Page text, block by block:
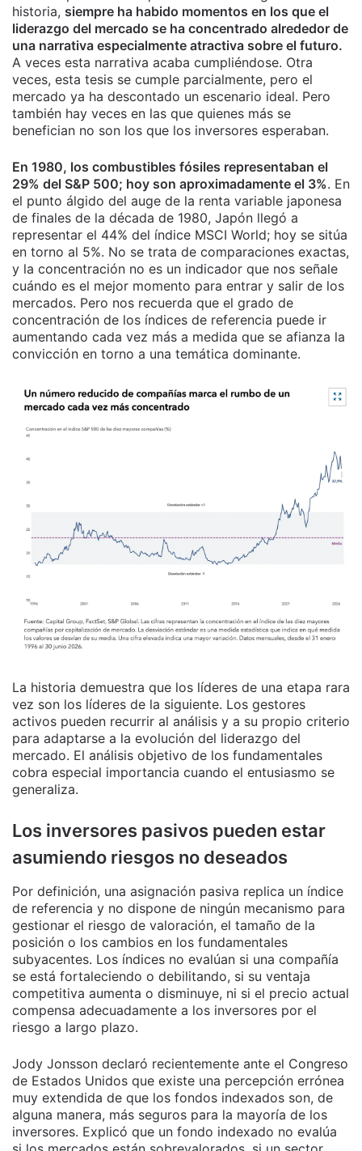
historia, siempre ha habido momentos en los que el
liderazgo del mercado se ha concentrado alrededor de
una narrativa especialmente atractiva sobre el futuro.
A veces esta narrativa acaba cumpliéndose. Otra
veces, esta tesis se cumple parcialmente, pero el
mercado ya ha descontado un escenario ideal. Pero
también hay veces en las que quienes más se
benefician no son los que los inversores esperaban.
En 1980, los combustibles fósiles representaban el
29% del S&P 500; hoy son aproximadamente el 3%. En
el punto álgido del auge de la renta variable japonesa
de finales de la década de 1980, Japón llegó a
representar el 44% del índice MSCI World; hoy se sitúa
en torno al 5%. No se trata de comparaciones exactas,
y la concentración no es un indicador que nos señale
cuándo es el mejor momento para entrar y salir de los
mercados. Pero nos recuerda que el grado de
concentración de los índices de referencia puede ir
aumentando cada vez más a medida que se afianza la
convicción en torno a una temática dominante.
La historia demuestra que los líderes de una etapa rara
vez son los líderes de la siguiente. Los gestores
activos pueden recurrir al análisis y a su propio criterio
para adaptarse a la evolución del liderazgo del
mercado. El análisis objetivo de los fundamentales
cobra especial importancia cuando el entusiasmo se
generaliza.
Los inversores pasivos pueden estar
asumiendo riesgos no deseados
Por definición, una asignación pasiva replica un índice
de referencia y no dispone de ningún mecanismo para
gestionar el riesgo de valoración, el tamaño de la
posición o los cambios en los fundamentales
subyacentes. Los índices no evalúan si una compañía
se está fortaleciendo o debilitando, si su ventaja
competitiva aumenta o disminuye, ni si el precio actual
compensa adecuadamente a los inversores por el
riesgo a largo plazo.
Jody Jonsson declaró recientemente ante el Congreso
de Estados Unidos que existe una percepción errónea
muy extendida de que los fondos indexados son, de
alguna manera, más seguros para la mayoría de los
inversores. Explicó que un fondo indexado no evalúa